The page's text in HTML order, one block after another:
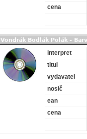
cena
Vondrák Bodlák Polák -
interpret
titul
vydavatel
nosič
ean
cena